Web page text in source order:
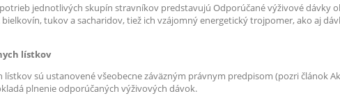
jednotlivých skupín stravníkov predstavujú Odporúčané výživové dávky
tukov a sacharidov, tiež ich vzájomný energetický trojpomer, ako aj
lístkov
lístkov sú ustanovené všeobecne záväzným právnym predpisom (pozri článok
plnenie odporúčaných výživových dávok.